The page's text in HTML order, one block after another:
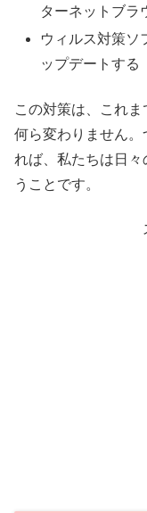
ターネットブラ
ウィルス対策ソ
ップデートする
この対策は、これ
何ら変わりません
れば、私たちは日
うことです。